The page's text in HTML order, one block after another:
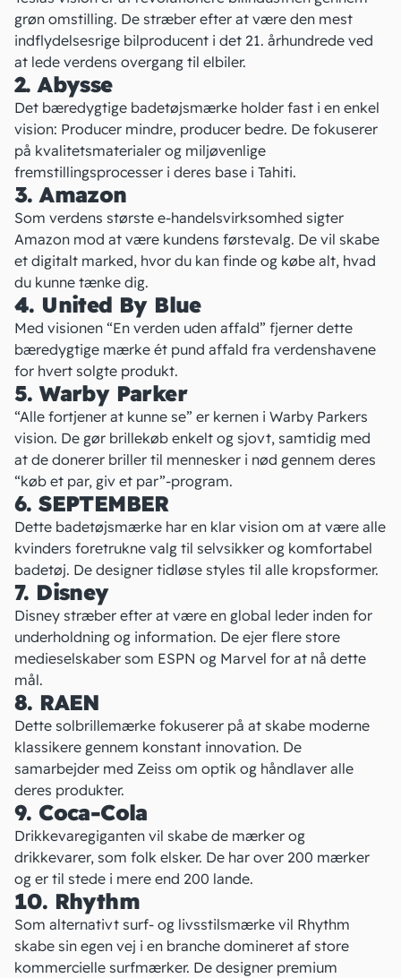
grøn omstilling. De stræber efter at være den mest
indflydelsesrige bilproducent i det 21. århundrede ved
at lede verdens overgang til elbiler.
2. Abysse
Det bæredygtige badetøjsmærke holder fast i en enkel
vision: Producer mindre, producer bedre. De fokuserer
på kvalitetsmaterialer og miljøvenlige
fremstillingsprocesser i deres base i Tahiti.
3. Amazon
Som verdens største e-handelsvirksomhed sigter
Amazon mod at være kundens førstevalg. De vil skabe
et digitalt marked, hvor du kan finde og købe alt, hvad
du kunne tænke dig.
4. United By Blue
Med visionen “En verden uden affald” fjerner dette
bæredygtige mærke ét pund affald fra verdenshavene
for hvert solgte produkt.
5. Warby Parker
“Alle fortjener at kunne se” er kernen i Warby Parkers
vision. De gør brillekøb enkelt og sjovt, samtidig med
at de donerer briller til mennesker i nød gennem deres
“køb et par, giv et par”-program.
6. SEPTEMBER
Dette badetøjsmærke har en klar vision om at være alle
kvinders foretrukne valg til selvsikker og komfortabel
badetøj. De designer tidløse styles til alle kropsformer.
7. Disney
Disney stræber efter at være en global leder inden for
underholdning og information. De ejer flere store
medieselskaber som ESPN og Marvel for at nå dette
mål.
8. RAEN
Dette solbrillemærke fokuserer på at skabe moderne
klassikere gennem konstant innovation. De
samarbejder med Zeiss om optik og håndlaver alle
deres produkter.
9. Coca-Cola
Drikkevaregiganten vil skabe de mærker og
drikkevarer, som folk elsker. De har over 200 mærker
og er til stede i mere end 200 lande.
10. Rhythm
Som alternativt surf- og livsstilsmærke vil Rhythm
skabe sin egen vej i en branche domineret af store
kommercielle surfmærker. De designer premium